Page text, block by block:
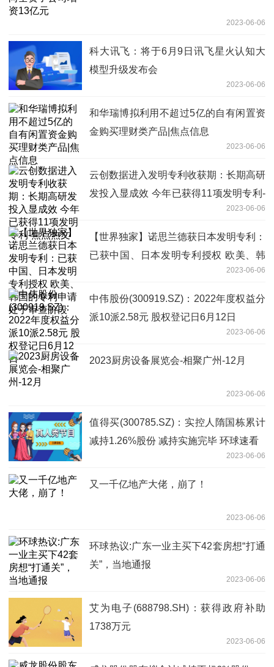
2023-06-06
科大讯飞：将于6月9日讯飞星火认知大
模型升级发布会
2023-06-06
和华瑞博拟利用不超过5亿的自有闲置资
金购买理财类产品|焦点信息
2023-06-06
云创数据进入发明专利收获期：长期高研
发投入显成效 今年已获得11项发明专利-
2023-06-06
【世界独家】诺思兰德获日本发明专利：
已获中国、日本发明专利授权 欧美、韩
2023-06-06
中伟股份(300919.SZ)：2022年度权益分
派10派2.58元 股权登记日6月12日
2023-06-06
2023厨房设备展览会-相聚广州-12月
2023-06-06
值得买(300785.SZ)：实控人隋国栋累计
减持1.26%股份 减持实施完毕 环球速看
2023-06-06
又一千亿地产大佬，崩了！
2023-06-06
环球热议:广东一业主买下42套房想“打通
关”，当地通报
2023-06-06
艾为电子(688798.SH)：获得政府补助
1738万元
2023-06-06